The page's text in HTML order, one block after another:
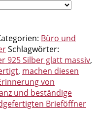
Büro und
Schlagwörter:
925 Silber glatt massiv,
, machen diesen
von
und beständige
Brieföffner